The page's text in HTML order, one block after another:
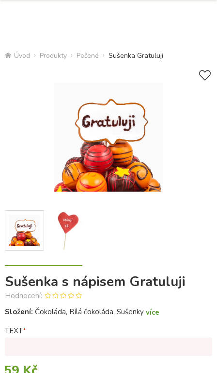
Úvod Produkty Pečené Sušenka Gratuluji
Sušenka s nápisem Gratuluji
Hodnocení:
Složení: Čokoláda, Bílá čokoláda, Sušenky více
TEXT